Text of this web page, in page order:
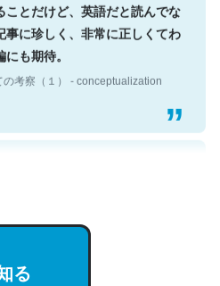
事に珍しく、非常に正しくてわ
も期待。
entry/2023/03/27
考察（１） - conceptualization
る